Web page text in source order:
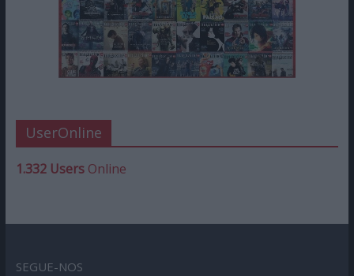
UserOnline
1.332 UsersOnline
SEGUE-NOS